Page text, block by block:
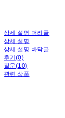
상세 설명 머리글
상세 설명
상세 설명 바닥글
후기(0)
질문(10)
관련 상품